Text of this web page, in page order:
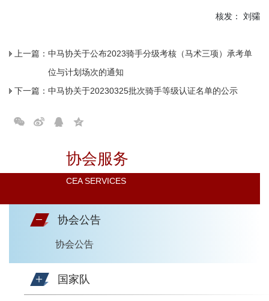
协会服务
CEA SERVICES
协会公告
协会公告
国家队
核发： 刘骦
上一篇： 中马协关于公布2023骑手分级考核（马术三项）承考单
位与计划场次的通知
下一篇： 中马协关于20230325批次骑手等级认证名单的公示